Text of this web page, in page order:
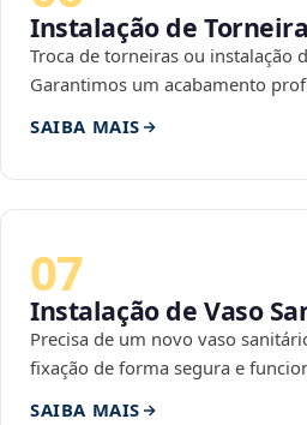
Instalação de Torneira
Troca de torneiras ou instalação
Garantimos um acabamento
SAIBA MAIS
07
Instalação de Vaso
Precisa de um novo vaso
fixação de forma segura e
SAIBA MAIS